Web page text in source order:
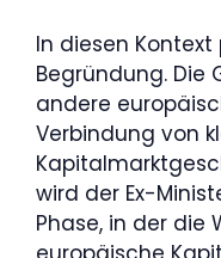
In diesen Kontext
Begründung. Die
andere
Verbindung von
wird der Ex-
Phase, in der die